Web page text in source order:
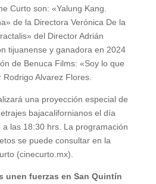
Curto son: «Yalung Kang.
de la Directora Verónica De la
del Director Adrián
tijuanense y ganadora en 2024
de Benuca Films: «Soy lo que
Alvarez Flores.
una proyección especial de
bajacalifornianos el día
las 18:30 hrs. La programación
se puede consultar en la
(cinecurto.mx).
unen fuerzas en San Quintín